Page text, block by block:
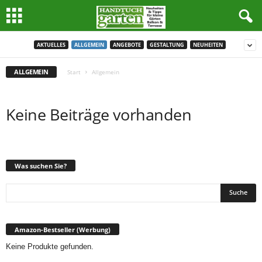
AKTUELLES ALLGEMEIN ANGEBOTE GESTALTUNG NEUHEITEN
ALLGEMEIN Start Allgemein
Keine Beiträge vorhanden
Was suchen Sie?
Amazon-Bestseller (Werbung)
Keine Produkte gefunden.